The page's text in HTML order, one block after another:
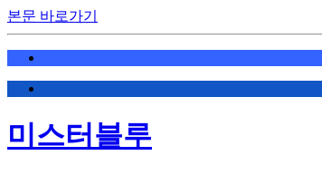
본문 바로가기
미스터블루